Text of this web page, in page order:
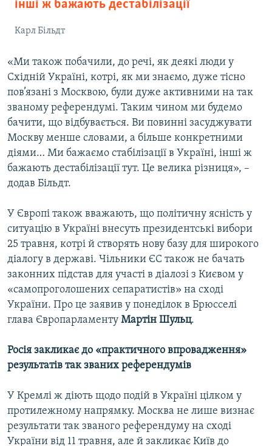
інші ж бажають дестабілізації
Карл Більдт
«Ми також побачили, до речі, як деякі люди у
Східній Україні, котрі, як ми знаємо, дуже тісно
пов’язані з Москвою, були дуже активними на так
званому референдумі. Таким чином ми будемо
бачити, що відбувається. Ви повинні засуджувати
Москву менше словами, а більше конкретними
діями… Ми бажаємо стабілізації в Україні, інші ж
бажають дестабілізації тут. Це велика різниця», –
додав Більдт.
У Європі також вважають, що політичну ясність у
ситуацію в Україні внесуть президентські вибори
25 травня, котрі й створять нову базу для широкого
діалогу в державі. Чільники ЄС також не бачать
законних підстав для участі в діалозі з Києвом у
«самопроголошених сепаратистів» на сході
України. Про це заявив у понеділок в Брюсселі
глава Європарламенту Мартін Шульц.
Росія закликає до «практичного впровадження»
результатів так званих референдумів
У Кремлі ж діють щодо подій в Україні цілком у
протилежному напрямку. Москва не лише визнає
результати так званого референдуму на сході
України від 11 травня, але й закликає Київ до